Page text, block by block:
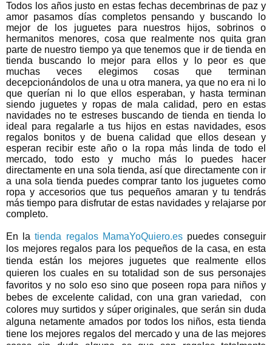
Todos los años justo en estas fechas decembrinas de paz y
amor pasamos días completos pensando y buscando lo
mejor de los juguetes para nuestros hijos, sobrinos o
hermanitos menores, cosa que realmente nos quita gran
parte de nuestro tiempo ya que tenemos que ir de tienda en
tienda buscando lo mejor para ellos y lo peor es que
muchas veces elegimos cosas que terminan
decepcionándolos de una u otra manera, ya que no era ni lo
que querían ni lo que ellos esperaban, y hasta terminan
siendo juguetes y ropas de mala calidad, pero en estas
navidades no te estreses buscando de tienda en tienda lo
ideal para regalarle a tus hijos en estas navidades, esos
regalos bonitos y de buena calidad que ellos desean y
esperan recibir este año o la ropa más linda de todo el
mercado, todo esto y mucho más lo puedes hacer
directamente en una sola tienda, así que directamente con ir
a una sola tienda puedes comprar tanto los juguetes como
ropa y accesorios que tus pequeños amaran y tu tendrás
más tiempo para disfrutar de estas navidades y relajarse por
completo.
En latienda regalos MamaYoQuiero.es puedes conseguir
los mejores regalos para los pequeños de la casa, en esta
tienda están los mejores juguetes que realmente ellos
quieren los cuales en su totalidad son de sus personajes
favoritos y no solo eso sino que poseen ropa para niños y
bebes de excelente calidad, con una gran variedad, con
colores muy surtidos y súper originales, que serán sin duda
alguna netamente amados por todos los niños, esta tienda
tiene los mejores regalos del mercado y una de las mejores